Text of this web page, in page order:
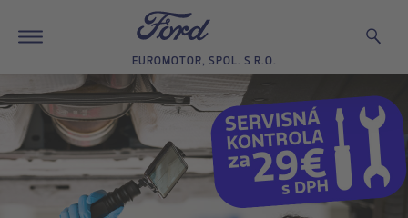
EUROMOTOR, SPOL. S R.O.